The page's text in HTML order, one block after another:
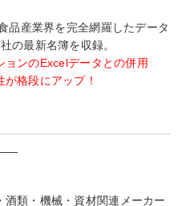
品産業界を完全網羅したデータ
の最新名簿を収録。
ョンのExcelデータとの併用
が格段にアップ！
――
酒類・機械・資材関連メーカー